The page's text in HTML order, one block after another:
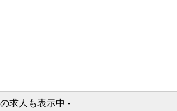
求人も表示中 -